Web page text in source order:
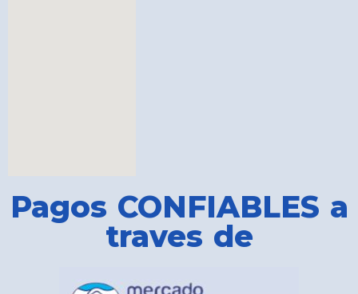
Pagos CONFIABLES a
traves de